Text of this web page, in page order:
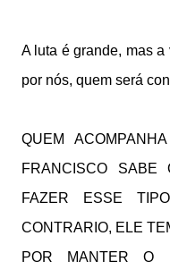
A luta é grande, mas
por nós, quem será
QUEM
FRANCISCO
FAZER ESSE
CONTRARIO, ELE
POR MANTER O